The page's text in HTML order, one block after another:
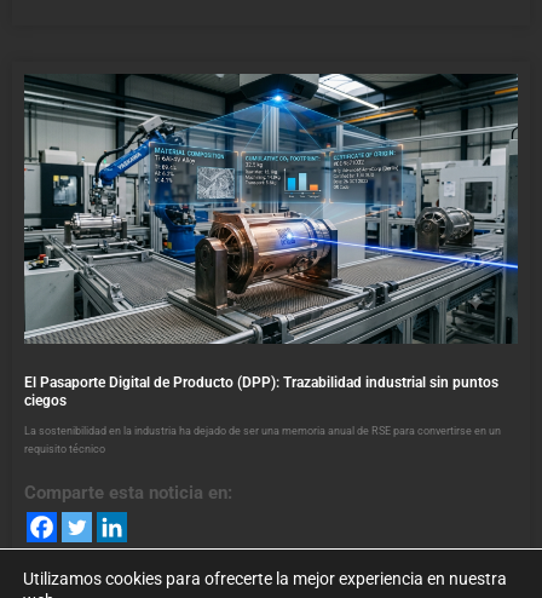
El Pasaporte Digital de Producto (DPP): Trazabilidad industrial sin puntos
ciegos
La sostenibilidad en la industria ha dejado de ser una memoria anual de RSE para convertirse en un
requisito técnico
Comparte esta noticia en:
Utilizamos cookies para ofrecerte la mejor experiencia en nuestra